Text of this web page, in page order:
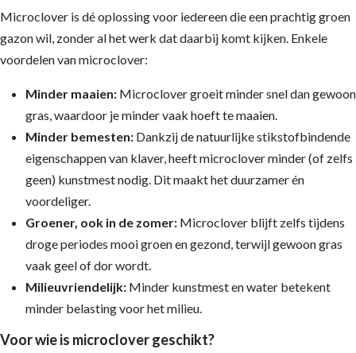
Microclover is dé oplossing voor iedereen die een prachtig groen
gazon wil, zonder al het werk dat daarbij komt kijken. Enkele
voordelen van microclover:
Minder maaien: Microclover groeit minder snel dan gewoon
gras, waardoor je minder vaak hoeft te maaien.
Minder bemesten: Dankzij de natuurlijke stikstofbindende
eigenschappen van klaver, heeft microclover minder (of zelfs
geen) kunstmest nodig. Dit maakt het duurzamer én
voordeliger.
Groener, ook in de zomer: Microclover blijft zelfs tijdens
droge periodes mooi groen en gezond, terwijl gewoon gras
vaak geel of dor wordt.
Milieuvriendelijk: Minder kunstmest en water betekent
minder belasting voor het milieu.
Voor wie is microclover geschikt?